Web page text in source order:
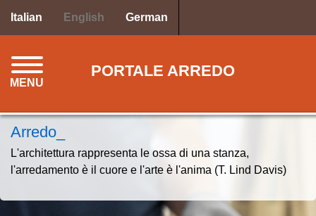
Italian English German
PORTALE ARREDO
MENU
Arredo_
L'architettura rappresenta le ossa di una stanza,
l'arredamento è il cuore e l'arte è l'anima (T. Lind Davis)